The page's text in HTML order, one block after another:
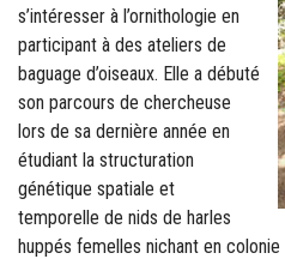
s’intéresser à l’ornithologie en
participant à des ateliers de
baguage d’oiseaux. Elle a débuté
son parcours de chercheuse
lors de sa dernière année en
étudiant la structuration
génétique spatiale et
temporelle de nids de harles
huppés femelles nichant en